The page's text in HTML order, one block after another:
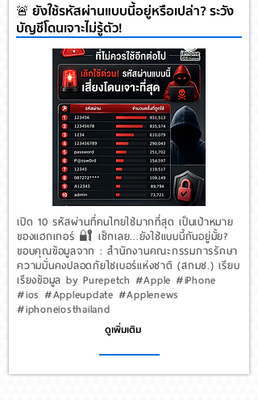
🚨 ยังใช้รหัสผ่านแบบนี้อยู่หรือเปล่า? ระวัง
บัญชีโดนเจาะไม่รู้ตัว!
เปิด 10 รหัสผ่านที่คนไทยใช้มากที่สุด เป็นเป้าหมาย
ของแฮกเกอร์ 🔐 เช็กเลย...ยังใช้แบบนี้กันอยู่มั้ย?
ขอบคุณข้อมูลจาก : สํานักงานคณะกรรมการรักษา
ความมั่นคงปลอดภัยไซเบอร์แห่งชาติ (สกมช.) เรียบ
เรียงข้อมูล by Purepetch #Apple #iPhone
#ios #Appleupdate #Applenews
#iphoneiosthailand
ดูเพิ่มเติม